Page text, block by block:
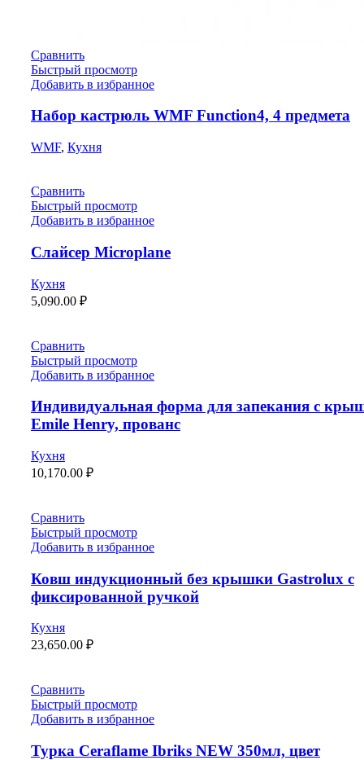
Сравнить
Быстрый просмотр
Добавить в избранное
Набор кастрюль WMF Function4, 4 предмета
WMF, Кухня
Сравнить
Быстрый просмотр
Добавить в избранное
Слайсер Microplane
Кухня
5,090.00 ₽
Сравнить
Быстрый просмотр
Добавить в избранное
Индивидуальная форма для запекания с
Emile Henry, прованс
Кухня
10,170.00 ₽
Сравнить
Быстрый просмотр
Добавить в избранное
Ковш индукционный без крышки Gastrolux с
фиксированной ручкой
Кухня
23,650.00 ₽
Сравнить
Быстрый просмотр
Добавить в избранное
Турка Ceraflame Ibriks NEW 350мл, цвет